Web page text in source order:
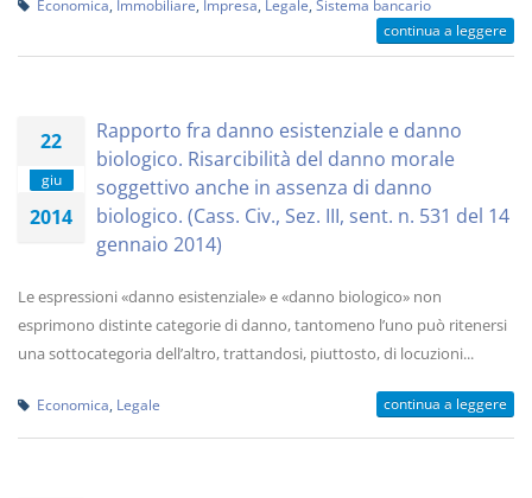
Economica Immobiliare Impresa Legale Sistema bancario
continua a leggere
22
giu
2014
Rapporto fra danno esistenziale e danno
biologico. Risarcibilità del danno morale
soggettivo anche in assenza di danno
biologico. (Cass. Civ., Sez. III, sent. n. 531 del 14
gennaio 2014)
Le espressioni «danno esistenziale» e «danno biologico» non
esprimono distinte categorie di danno, tantomeno l’uno può ritenersi
una sottocategoria dell’altro, trattandosi, piuttosto, di locuzioni...
Economica Legale continua a leggere